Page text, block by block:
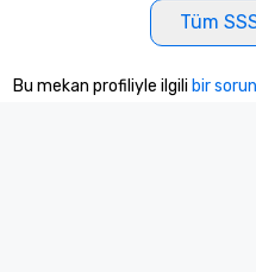
Tüm
Bu mekan profiliyle ilgili bir